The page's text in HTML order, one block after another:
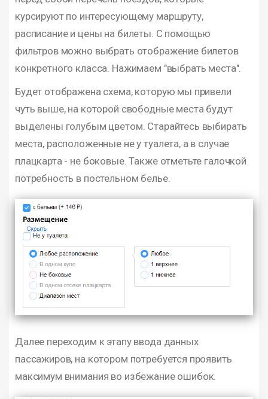
курсируют по интересующему маршруту,
расписание и цены на билеты. С помощью
фильтров можно выбрать отображение билетов
конкретного класса. Нажимаем "выбрать места".
Будет отображена схема, которую мы привели
чуть выше, на которой свободные места будут
выделены голубым цветом. Старайтесь выбирать
места, расположенные не у туалета, а в случае
плацкарта - не боковые. Также отметьте галочкой
потребность в постельном белье.
Далее переходим к этапу ввода данных
пассажиров, на котором потребуется проявить
максимум внимания во избежание ошибок.